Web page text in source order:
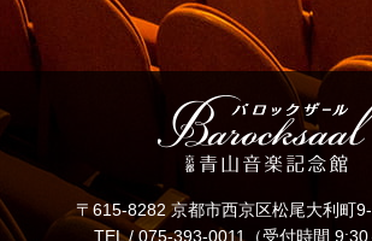
〒615-8282 京都市西京区松尾大利町
TEL /075-393-0011 （受付時間 9:30